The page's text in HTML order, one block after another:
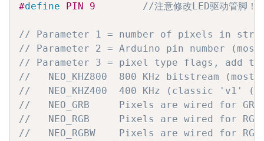
#define PIN 9 //注意修改LED驱动管脚！
// Parameter 1 = number of pixels in
// Parameter 2 = Arduino pin number
// Parameter 3 = pixel type flags, add
//   NEO_KHZ800  800 KHz bitstream (most
//   NEO_KHZ400  400 KHz (classic 'v1'
//   NEO_GRB     Pixels are wired for
//   NEO_RGB     Pixels are wired for
//   NEO_RGBW    Pixels are wired for